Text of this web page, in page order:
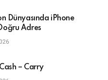
Dünyasında iPhone
Adres
– Carry